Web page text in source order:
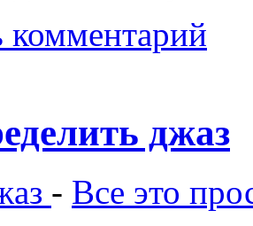
комментарий
джаз
- Все это